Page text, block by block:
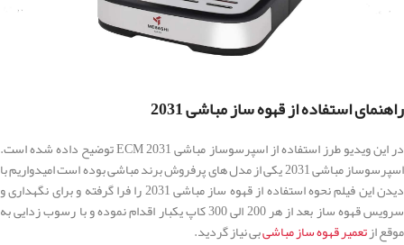
راهنمای استفاده از قهوه ساز مباشی 2031
در این ویدیو طرز استفاده از اسپرسوساز مباشی ECM 2031 توضیح داده شده است.
اسپرسوساز مباشی 2031 یکی از مدل های پرفروش برند مباشی بوده است امیدواریم با
دیدن این فیلم نحوه استفاده از قهوه ساز مباشی 2031 را فرا گرفته و برای نگهداری و
سرویس قهوه ساز بعد از هر 200 الی 300 کاپ یکبار اقدام نموده و با رسوب زدایی به
موقع ازتعمیر قهوه ساز مباشیبی نیاز گردید.